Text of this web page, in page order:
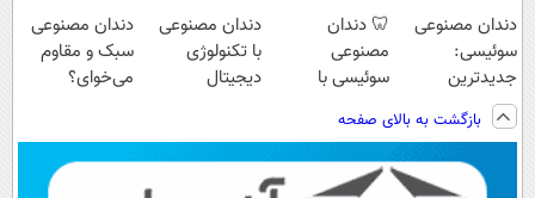
دندان مصنوعی
سوئیسی:
جدیدترین
فناوری اروپا،
سبک و مقاوم |
پرداخت قسطی
🦷 دندان
مصنوعی
سوئیسی با
دیجیتال |
پرداخت در 4
قسط |📍 تهران
دندان مصنوعی
با تکنولوژی
دیجیتال
دندان مصنوعی
سبک و مقاوم
می‌خوای؟
📍تهران
بازگشت به بالای صفحه